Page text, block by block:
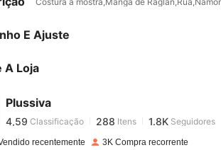
E Ajuste
A Loja
Plussiva
4,59
4,59
5***0pago 1 dia atrás
recentemente 3K Compra recorrente